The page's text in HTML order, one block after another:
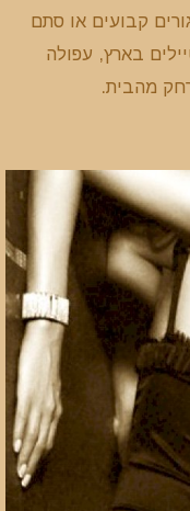
קבועים או סתם
בארץ, עפולה
מהבית.